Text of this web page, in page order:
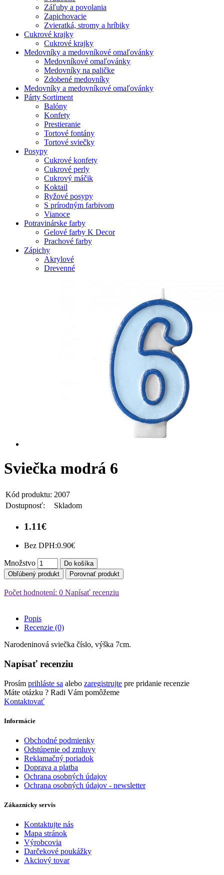
Záľuby a povolania
Zapichovacie
Zvieratká, stromy a hríbiky
Cukrové krajky
Cukrové krajky
Medovníky a medovníkové omaľovánky
Medovníkové omaľovánky
Medovníky na paličke
Zdobené medovníky
Medovníky a medovníkové omaľovánky
Párty Sortiment
Balóny
Konfety
Prestieranie
Tortové fontány
Tortové sviečky
Posypy
Cukrové konfety
Cukrové perly
Cukrový máčik
Koktail
Ryžové posypy
S prírodným farbivom
Vianoce
Potravinárske farby
Gelové farby K Decor
Prachové farby
Zápichy
Akrylové
Drevenné
Sviečka modrá 6
Kód produktu: 2007
Dostupnosť:
Skladom
1.11€
Bez DPH:0.90€
Množstvo
Do košíka
Obľúbený produkt
Porovnať produkt
Počet hodnotení: 0 Napísať recenziu
Popis
Recenzie (0)
Narodeninová sviečka číslo, výška 7cm.
Napísať recenziu
Prosím prihláste sa alebo zaregistrujte pre pridanie recenzie
Máte otázku ? Radi Vám pomôžeme
Kontaktovať
Informácie
Obchodné podmienky
Odstúpenie od zmluvy
Reklamačný poriadok
Doprava a platba
Ochrana osobných údajov
Ochrana osobných údajov - newsletter
Zákaznícky servis
Kontaktujte nás
Mapa stránok
Výrobcovia
Darčekové poukážky
Akciový tovar